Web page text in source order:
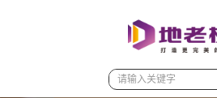
网站首页
产品中心